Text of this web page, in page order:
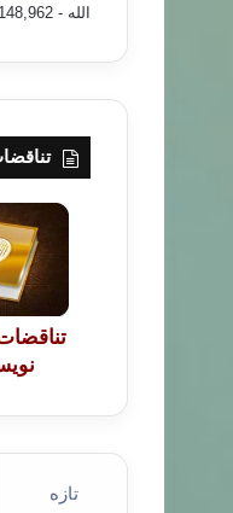
الله - 148,962 بازدید
تازه